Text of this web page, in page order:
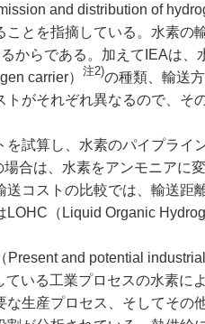
and distribution of
とを指摘している。水素の
からである。加えてIEAは
carrier） 注2)の種類、輸送
がそれぞれ異なるので、そ
試算し、水素のパイプライ
合は、水素をアンモニアに
コストの比較では、輸送距
（Liquid Organic
and potential
ている工業プロセスの水素に
生産プロセス、そしてその